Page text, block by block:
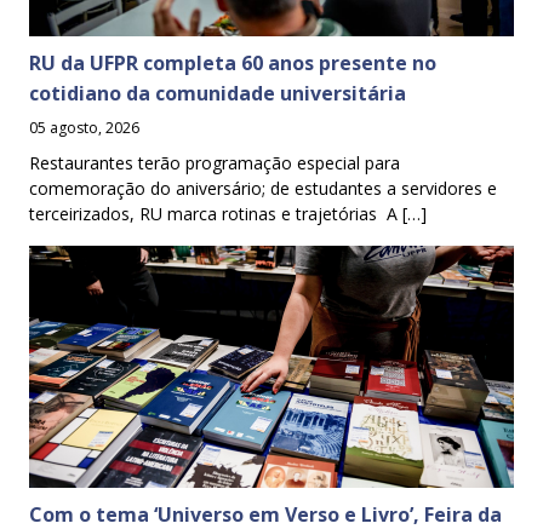
RU da UFPR completa 60 anos presente no
cotidiano da comunidade universitária
05 agosto, 2026
Restaurantes terão programação especial para
comemoração do aniversário; de estudantes a servidores e
terceirizados, RU marca rotinas e trajetórias A […]
Com o tema ‘Universo em Verso e Livro’, Feira da